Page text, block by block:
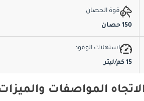
قوة الحصان
150 حصان
استهلاك الوقود
15 كم/ليتر